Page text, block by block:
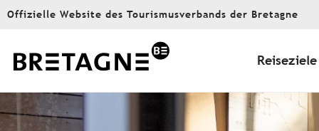
Aller
principal
Offizielle Website des Tourismusverbands der Bretagne
Reiseziele